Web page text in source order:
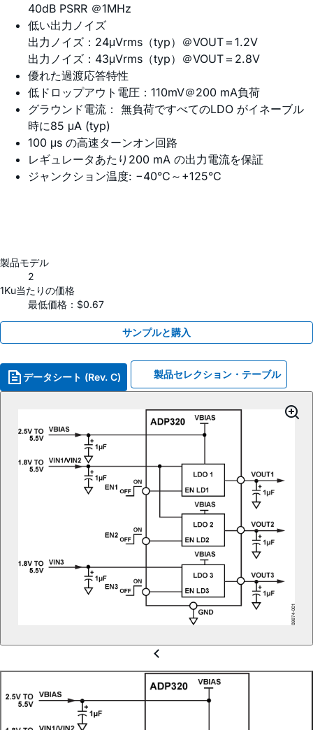
40dB PSRR ＠1MHz
低い出力ノイズ
出力ノイズ：24μVrms（typ）＠VOUT＝1.2V
出力ノイズ：43μVrms（typ）＠VOUT＝2.8V
優れた過渡応答特性
低ドロップアウト電圧：110mV＠200 mA負荷
グラウンド電流： 無負荷ですべてのLDO がイネーブル
時に85 μA (typ)
100 μs の高速ターンオン回路
レギュレータあたり200 mA の出力電流を保証
ジャンクション温度: −40°C～+125°C
製品モデル
2
1Ku当たりの価格
最低価格：$0.67
サンプルと購入
データシート (Rev. C) 製品セレクション・テーブル